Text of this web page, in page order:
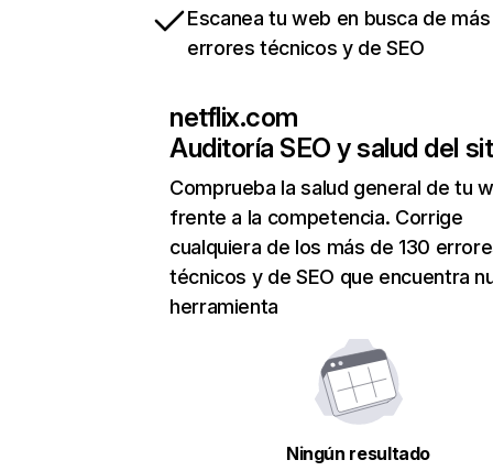
Escanea tu web en busca de
errores técnicos y de SEO
netflix.com
Auditoría SEO y salud del
Comprueba la salud general de tu
frente a la competencia. Corrige
cualquiera de los más de 130
técnicos y de SEO que encuentra
herramienta
Ningún resultado